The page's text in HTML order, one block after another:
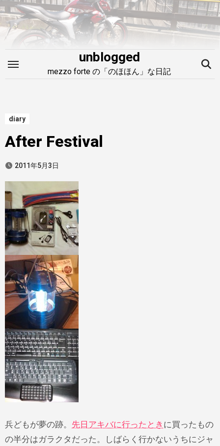
内
容
を
unblogged
mezzo forte の「のほほん」な日記
diary
After Festival
2011年5月3日
兵どもが夢の跡。 先日アキバに行ったとき に買ったもの
の半分はガラクタだった。しばらく行かないうちにジャ